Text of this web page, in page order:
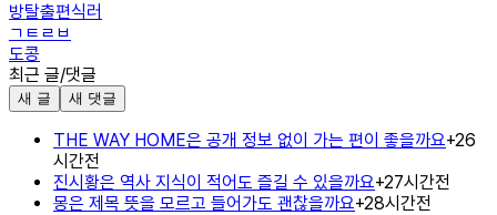
방탈출편식러
ㄱㅌㄹㅂ
도콩
최근 글/댓글
새 글 새 댓글
THE WAY HOME은 공개 정보 없이 가는 편이 좋을까요+26
시간전
진시황은 역사 지식이 적어도 즐길 수 있을까요+27시간전
몽은 제목 뜻을 모르고 들어가도 괜찮을까요+28시간전